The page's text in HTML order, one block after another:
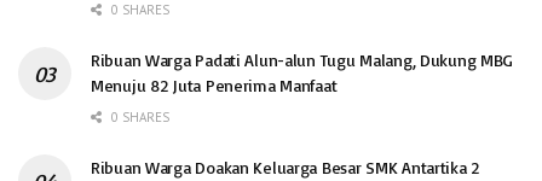
0 SHARES
Ribuan Warga Padati Alun-alun Tugu Malang, Dukung MBG
Menuju 82 Juta Penerima Manfaat
0 SHARES
Ribuan Warga Doakan Keluarga Besar SMK Antartika 2